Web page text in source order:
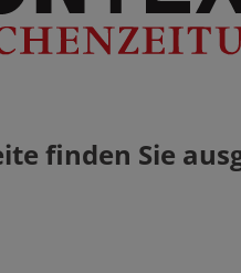
finden Sie